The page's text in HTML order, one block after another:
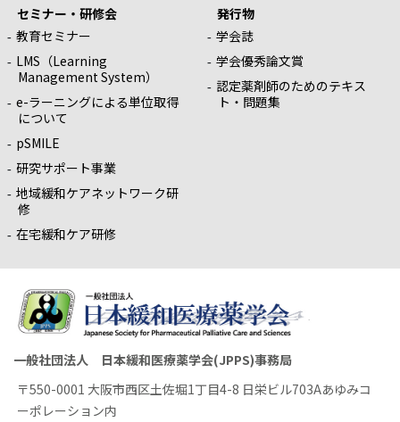
セミナー・研修会
教育セミナー
LMS（Learning
Management System）
e-ラーニングによる単位取得
について
pSMILE
研究サポート事業
地域緩和ケアネットワーク研
修
在宅緩和ケア研修
発行物
学会誌
学会優秀論文賞
認定薬剤師のためのテキス
ト・問題集
一般社団法人 日本緩和医療薬学会(JPPS)事務局
〒550-0001 大阪市西区土佐堀1丁目4-8 日栄ビル703Aあゆみコ
ーポレーション内